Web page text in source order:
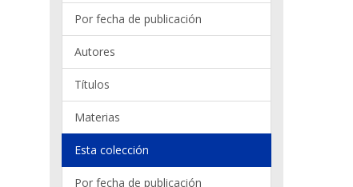
Por fecha de publicación
Autores
Títulos
Materias
Esta colección
Por fecha de publicación